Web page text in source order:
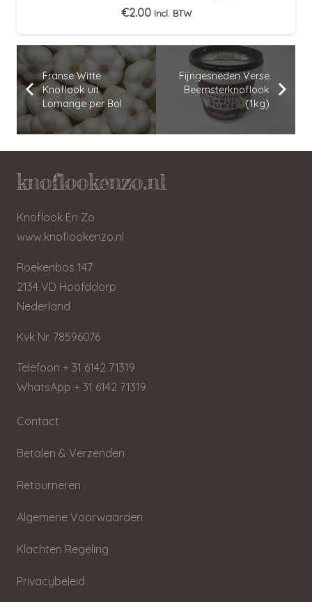
€2.00 Incl. BTW
Franse Witte
Knoflook uit
Lomange per Bol
Fijngesneden Verse
Beemsterknoflook
(1kg)
knoflookenzo.nl
Knoflook En Zo
www.knoflookenzo.nl
Roekenbos 147
2134 VD Hoofddorp
Nederland
Kvk Nr. 78596076
Telefoon + 31 6142 71319
WhatsApp + 31 6142 71319
Contact
Betalen & Verzenden
Retourneren
Algemene Voorwaarden
Klachten Regeling
Privacybeleid